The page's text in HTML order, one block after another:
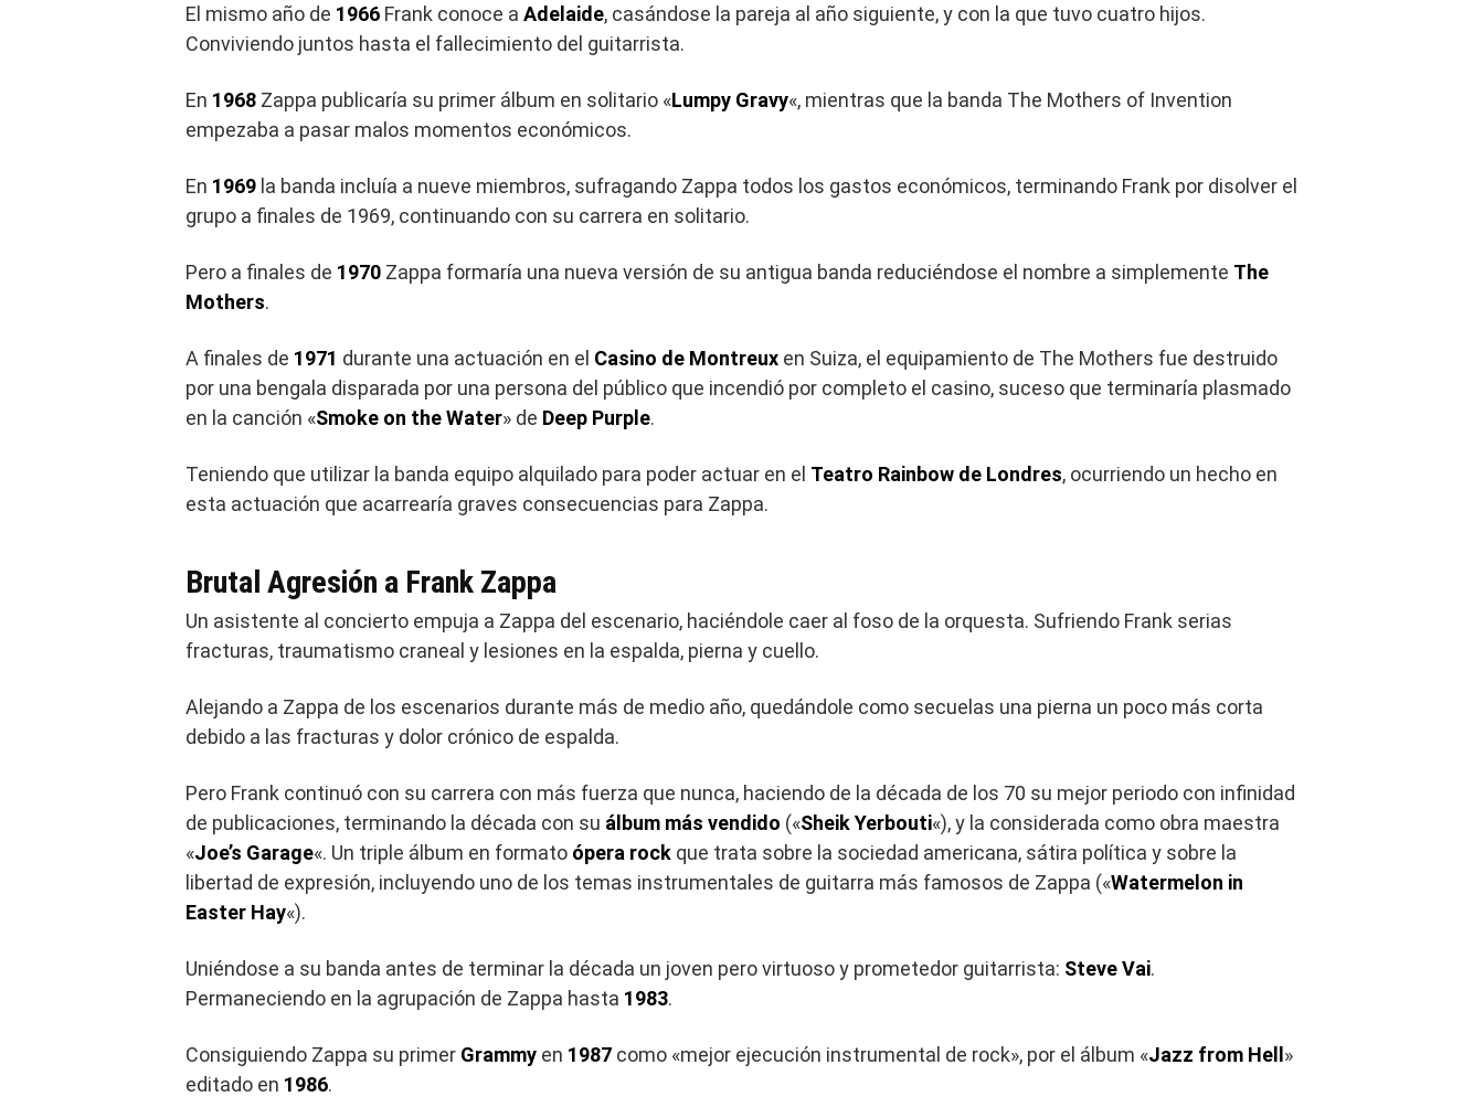
El mismo año de 1966 Frank conoce a Adelaide, casándose la pareja al año siguiente, y con la que tuvo cuatro hijos.
Conviviendo juntos hasta el fallecimiento del guitarrista.
En 1968 Zappa publicaría su primer álbum en solitario «Lumpy Gravy«, mientras que la banda The Mothers of Invention
empezaba a pasar malos momentos económicos.
En 1969 la banda incluía a nueve miembros, sufragando Zappa todos los gastos económicos, terminando Frank por disolver el
grupo a finales de 1969, continuando con su carrera en solitario.
Pero a finales de 1970 Zappa formaría una nueva versión de su antigua banda reduciéndose el nombre a simplemente The
Mothers.
A finales de 1971 durante una actuación en el Casino de Montreux en Suiza, el equipamiento de The Mothers fue destruido
por una bengala disparada por una persona del público que incendió por completo el casino, suceso que terminaría plasmado
en la canción «Smoke on the Water» de Deep Purple.
Teniendo que utilizar la banda equipo alquilado para poder actuar en el Teatro Rainbow de Londres, ocurriendo un hecho en
esta actuación que acarrearía graves consecuencias para Zappa.
Brutal Agresión a Frank Zappa
Un asistente al concierto empuja a Zappa del escenario, haciéndole caer al foso de la orquesta. Sufriendo Frank serias
fracturas, traumatismo craneal y lesiones en la espalda, pierna y cuello.
Alejando a Zappa de los escenarios durante más de medio año, quedándole como secuelas una pierna un poco más corta
debido a las fracturas y dolor crónico de espalda.
Pero Frank continuó con su carrera con más fuerza que nunca, haciendo de la década de los 70 su mejor periodo con infinidad
de publicaciones, terminando la década con su álbum más vendido («Sheik Yerbouti«), y la considerada como obra maestra
«Joe’s Garage«. Un triple álbum en formato ópera rock que trata sobre la sociedad americana, sátira política y sobre la
libertad de expresión, incluyendo uno de los temas instrumentales de guitarra más famosos de Zappa («Watermelon in
Easter Hay«).
Uniéndose a su banda antes de terminar la década un joven pero virtuoso y prometedor guitarrista: Steve Vai.
Permaneciendo en la agrupación de Zappa hasta 1983.
Consiguiendo Zappa su primer Grammy en 1987 como «mejor ejecución instrumental de rock», por el álbum «Jazz from Hell »
editado en 1986.